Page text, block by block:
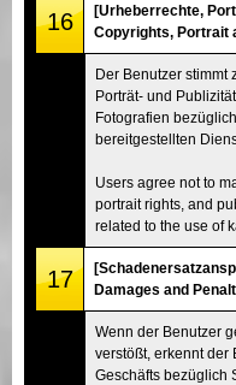
16
[Urheberrechte,
Copyrights, Portrait
Der Benutzer stimmt
Porträt- und
Fotografien
bereitgestellten
Users agree not to
portrait rights, and
related to the use of
17
Damages and
Wenn der Benutzer
verstößt, erkennt der
Geschäfts bezüglich